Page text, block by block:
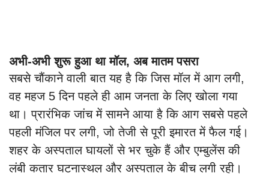
अभी-अभी शुरू हुआ था मॉल, अब मातम पसरा
सबसे चौंकाने वाली बात यह है कि जिस मॉल में आग लगी,
वह महज 5 दिन पहले ही आम जनता के लिए खोला गया
था। प्रारंभिक जांच में सामने आया है कि आग सबसे पहले
पहली मंजिल पर लगी, जो तेजी से पूरी इमारत में फैल गई।
शहर के अस्पताल घायलों से भर चुके हैं और एम्बुलेंस की
लंबी कतार घटनास्थल और अस्पताल के बीच लगी रही।